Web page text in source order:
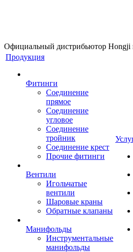
Официальный дистрибьютор
Продукция
Фитинги
Соединение
прямое
Соединение
угловое
Соединение
тройник
Соединение крест
Прочие фитинги
Вентили
Игольчатые
вентили
Шаровые краны
Обратные клапаны
Манифольды
Инструментальные
манифольды